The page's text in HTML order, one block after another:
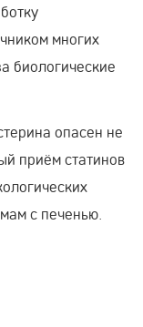
многих
биологические
опасен не
приём статинов
с печенью.